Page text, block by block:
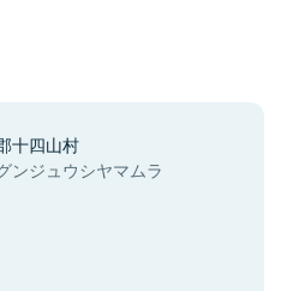
十四山村
ンジュウシヤマムラ